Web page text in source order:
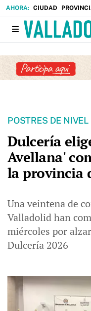
CIUDAD
POSTRES DE NIVEL
Dulcería
Avellana'
la provincia
Una veintena de
Valladolid han
miércoles por
Dulcería 2026